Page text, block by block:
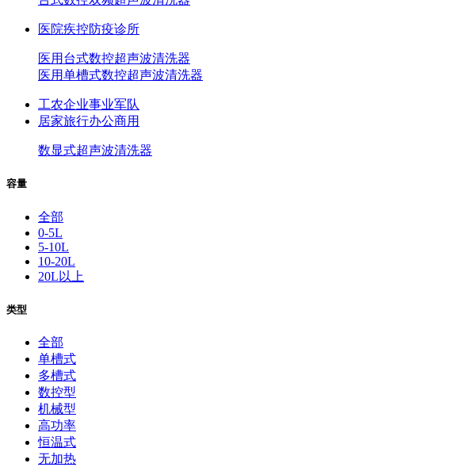
医院疾控防疫诊所
医用台式数控超声波清洗器
医用单槽式数控超声波清洗器
工农企业事业军队
居家旅行办公商用
数显式超声波清洗器
容量
全部
0-5L
5-10L
10-20L
20L以上
类型
全部
单槽式
多槽式
数控型
机械型
高功率
恒温式
无加热